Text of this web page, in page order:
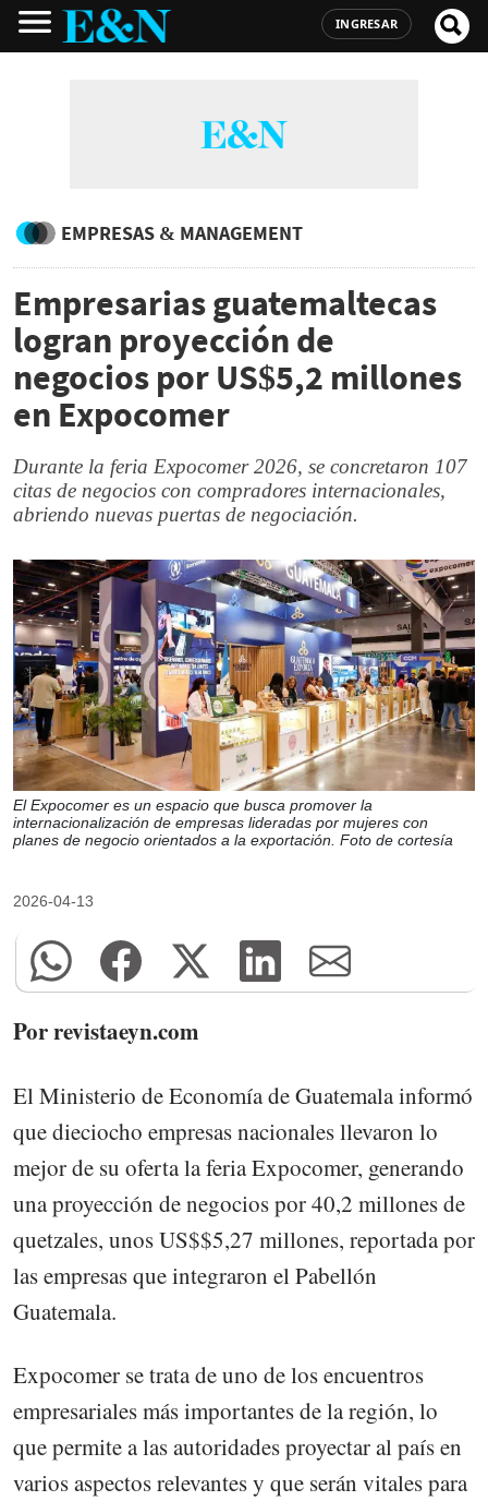
INGRESAR
EMPRESAS & MANAGEMENT
Empresarias guatemaltecas
logran proyección de
negocios por US$5,2 millones
en Expocomer
Durante la feria Expocomer 2026, se concretaron 107
citas de negocios con compradores internacionales,
abriendo nuevas puertas de negociación.
El Expocomer es un espacio que busca promover la
internacionalización de empresas lideradas por mujeres con
planes de negocio orientados a la exportación. Foto de cortesía
2026-04-13
Por revistaeyn.com
El Ministerio de Economía de Guatemala informó
que dieciocho empresas nacionales llevaron lo
mejor de su oferta la feria Expocomer, generando
una proyección de negocios por 40,2 millones de
quetzales, unos US$$5,27 millones, reportada por
las empresas que integraron el Pabellón
Guatemala.
Expocomer se trata de uno de los encuentros
empresariales más importantes de la región, lo
que permite a las autoridades proyectar al país en
varios aspectos relevantes y que serán vitales para